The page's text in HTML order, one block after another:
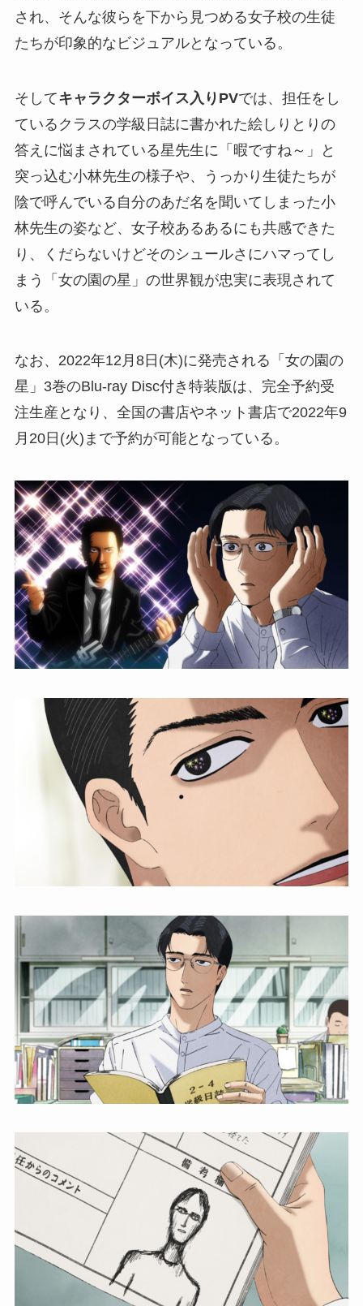
され、そんな彼らを下から見つめる女子校の生徒
たちが印象的なビジュアルとなっている。
そしてキャラクターボイス入りPVでは、担任をし
ているクラスの学級日誌に書かれた絵しりとりの
答えに悩まされている星先生に「暇ですね～」と
突っ込む小林先生の様子や、うっかり生徒たちが
陰で呼んでいる自分のあだ名を聞いてしまった小
林先生の姿など、女子校あるあるにも共感できた
り、くだらないけどそのシュールさにハマってし
まう「女の園の星」の世界観が忠実に表現されて
いる。
なお、2022年12月8日(木)に発売される「女の園の
星」3巻のBlu-ray Disc付き特装版は、完全予約受
注生産となり、全国の書店やネット書店で2022年9
月20日(火)まで予約が可能となっている。